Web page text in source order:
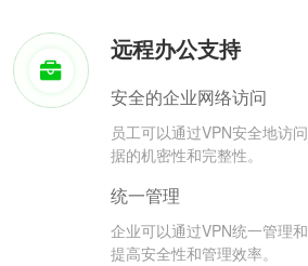
远程办公支持
安全的企业网络访问
员工可以通过VPN安全地访
据的机密性和完整性。
统一管理
企业可以通过VPN统一管理
提高安全性和管理效率。